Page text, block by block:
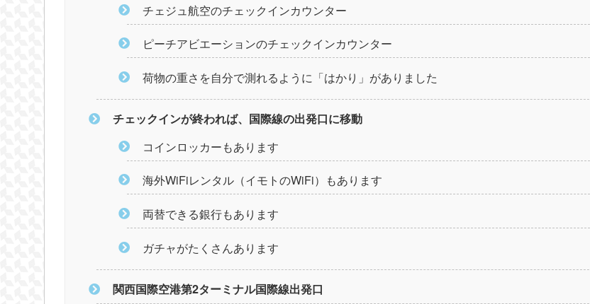
チェジュ航空のチェックインカウンター
ピーチアビエーションのチェックインカウンター
荷物の重さを自分で測れるように「はかり」がありました
チェックインが終われば、国際線の出発口に移動
コインロッカーもあります
海外WiFiレンタル（イモトのWiFi）もあります
両替できる銀行もあります
ガチャがたくさんあります
関西国際空港第2ターミナル国際線出発口